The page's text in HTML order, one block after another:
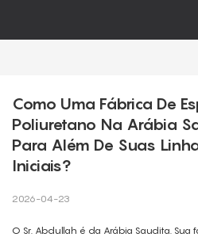
Como Uma Fábrica De
Poliuretano Na Arábia
Para Além De Suas
Iniciais?
2026-04-23
O Sr. Abdullah é da Arábia Saudita. Sua